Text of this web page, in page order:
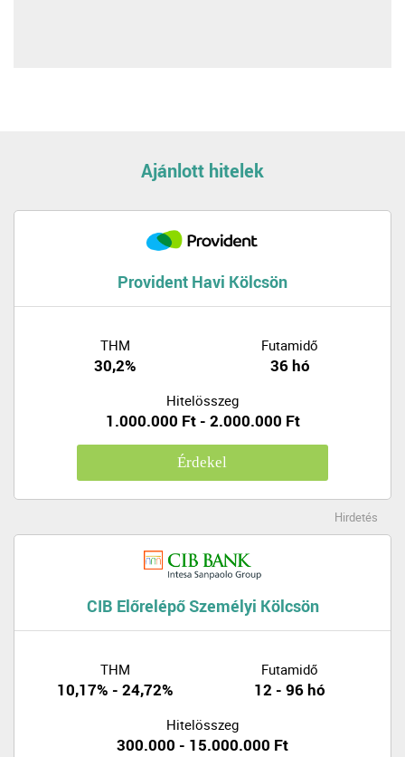
Ajánlott hitelek
Provident Havi Kölcsön
THM
30,2%
Futamidő
36 hó
Hitelösszeg
1.000.000 Ft - 2.000.000 Ft
Érdekel
Hirdetés
CIB Előrelépő Személyi Kölcsön
THM
10,17% - 24,72%
Futamidő
12 - 96 hó
Hitelösszeg
300.000 - 15.000.000 Ft